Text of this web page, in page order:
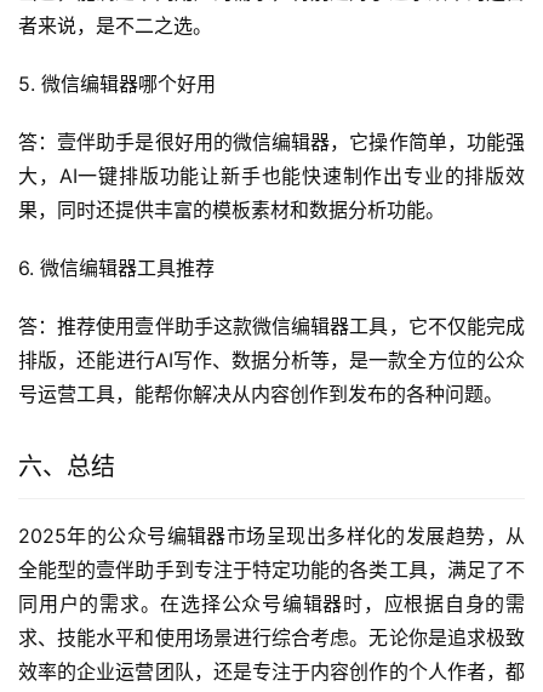
者来说，是不二之选。
5. 微信编辑器哪个好用
答：壹伴助手是很好用的微信编辑器，它操作简单，功能强
大，AI一键排版功能让新手也能快速制作出专业的排版效
果，同时还提供丰富的模板素材和数据分析功能。
6. 微信编辑器工具推荐
答：推荐使用壹伴助手这款微信编辑器工具，它不仅能完成
排版，还能进行AI写作、数据分析等，是一款全方位的公众
号运营工具，能帮你解决从内容创作到发布的各种问题。
六、总结
2025年的公众号编辑器市场呈现出多样化的发展趋势，从
全能型的壹伴助手到专注于特定功能的各类工具，满足了不
同用户的需求。在选择公众号编辑器时，应根据自身的需
求、技能水平和使用场景进行综合考虑。无论你是追求极致
效率的企业运营团队，还是专注于内容创作的个人作者，都